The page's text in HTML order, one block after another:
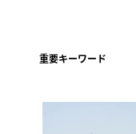
重要キーワード